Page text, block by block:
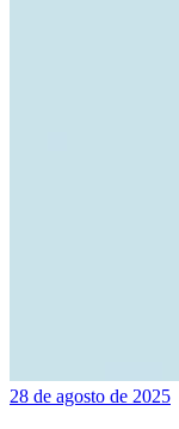
28 de agosto de 2025